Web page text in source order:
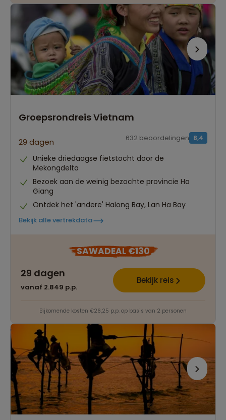
Groepsrondreis Vietnam
29 dagen 8,4
632 beoordelingen
Unieke driedaagse fietstocht door de
Mekongdelta
Bezoek aan de weinig bezochte provincie Ha
Giang
Ontdek het 'andere' Halong Bay, Lan Ha Bay
Bekijk alle vertrekdata
SAWADEAL €130
29 dagen
vanaf 2.849 p.p.
Bekijk reis
Bijkomende kosten €26,25 p.p. op basis van 2 personen